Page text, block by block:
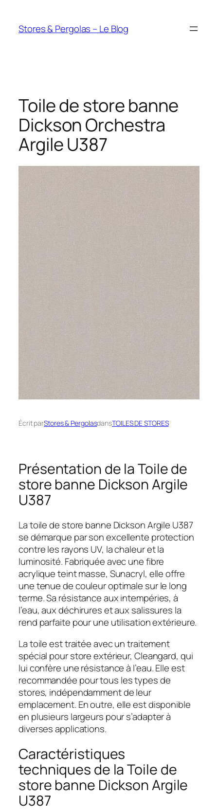
contenu
Stores & Pergolas – Le Blog
Toile de store banne
Dickson Orchestra
Argile U387
Écrit parStores & PergolasdansTOILES DE STORES
Présentation de la Toile de
store banne Dickson Argile
U387
La toile de store banne Dickson Argile U387
se démarque par son excellente protection
contre les rayons UV, la chaleur et la
luminosité. Fabriquée avec une fibre
acrylique teint masse, Sunacryl, elle offre
une tenue de couleur optimale sur le long
terme. Sa résistance aux intempéries, à
l’eau, aux déchirures et aux salissures la
rend parfaite pour une utilisation extérieure.
La toile est traitée avec un traitement
spécial pour store extérieur, Cleangard, qui
lui confère une résistance à l’eau. Elle est
recommandée pour tous les types de
stores, indépendamment de leur
emplacement. En outre, elle est disponible
en plusieurs largeurs pour s’adapter à
diverses applications.
Caractéristiques
techniques de la Toile de
store banne Dickson Argile
U387